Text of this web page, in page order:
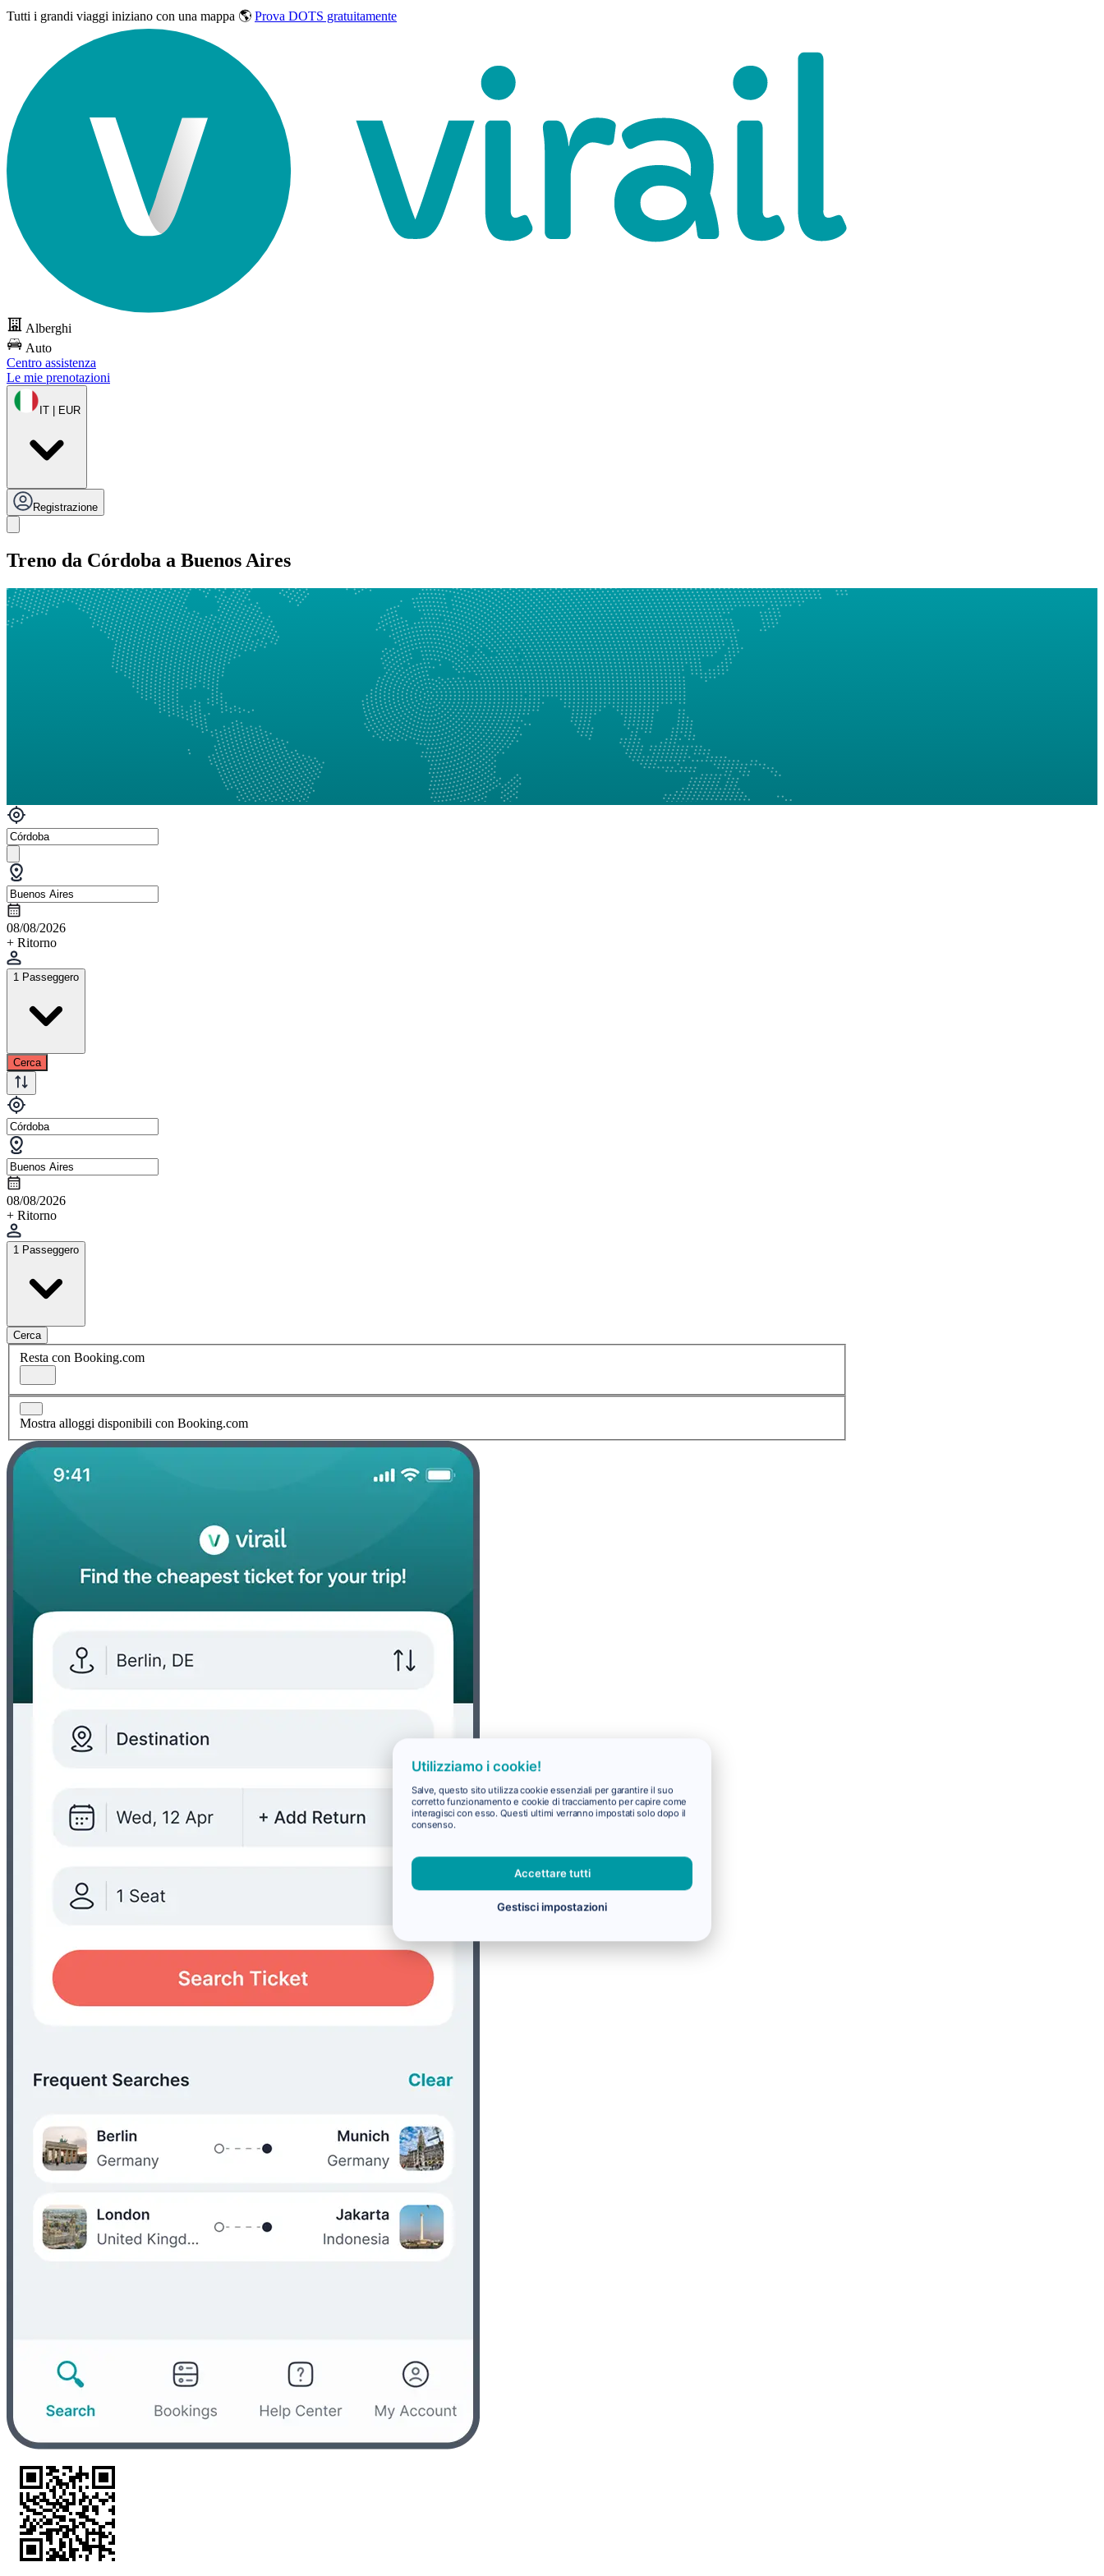
Tutti i grandi viaggi iniziano con una mappa 🌎 Prova DOTS gratuitamente
Alberghi
Auto
Centro assistenza
Le mie prenotazioni
IT | EUR
Registrazione
Treno da Córdoba a Buenos Aires
08/08/2026
+ Ritorno
1 Passeggero
Cerca
08/08/2026
+ Ritorno
1 Passeggero
Cerca
Resta con Booking.com
Mostra alloggi disponibili con Booking.com
Utilizziamo i cookie!
Salve, questo sito utilizza cookie essenziali per garantire il suo
corretto funzionamento e cookie di tracciamento per capire come
interagisci con esso. Questi ultimi verranno impostati solo dopo il
consenso.
Accettare tutti
Gestisci impostazioni